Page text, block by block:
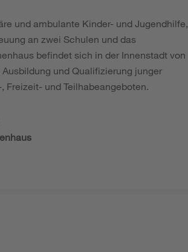
und ambulante Kinder- und Jugendhilfe,
an zwei Schulen und das
befindet sich in der Innenstadt von
und Qualifizierung junger
Freizeit- und Teilhabeangeboten.